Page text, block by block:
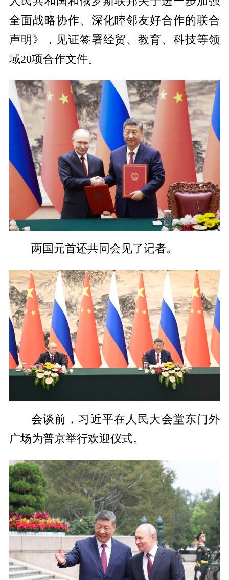
全面战略协作、深化睦邻友好合作的联合
声明》，见证签署经贸、教育、科技等领
域20项合作文件。
两国元首还共同会见了记者。
会谈前，习近平在人民大会堂东门外
广场为普京举行欢迎仪式。